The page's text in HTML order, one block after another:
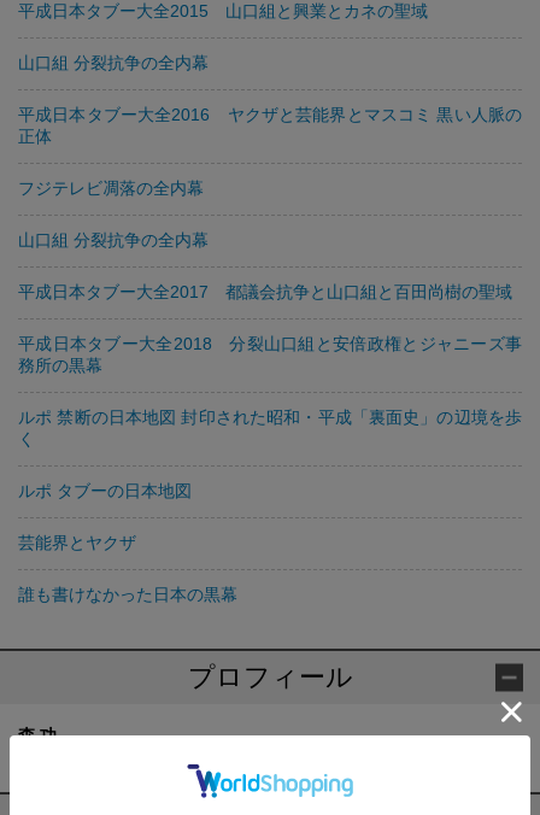
平成日本タブー大全2015 山口組と興業とカネの聖域
山口組 分裂抗争の全内幕
平成日本タブー大全2016 ヤクザと芸能界とマスコミ 黒い人脈の
正体
フジテレビ凋落の全内幕
山口組 分裂抗争の全内幕
平成日本タブー大全2017 都議会抗争と山口組と百田尚樹の聖域
平成日本タブー大全2018 分裂山口組と安倍政権とジャニーズ事
務所の黒幕
ルポ 禁断の日本地図 封印された昭和・平成「裏面史」の辺境を歩
く
ルポ タブーの日本地図
芸能界とヤクザ
誰も書けなかった日本の黒幕
プロフィール
森 功